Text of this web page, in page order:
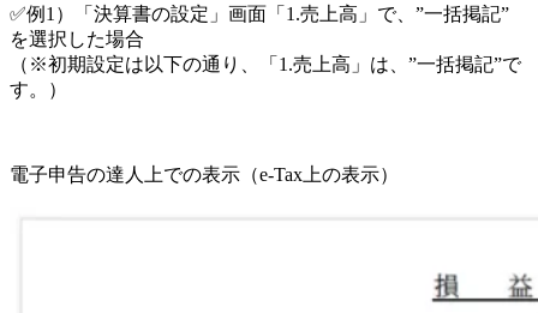
✅例1）「決算書の設定」画面「1.売上高」で、”一括掲記”
を選択した場合
（※初期設定は以下の通り、「1.売上高」は、”一括掲記”で
す。）
電子申告の達人上での表示（e-Tax上の表示）